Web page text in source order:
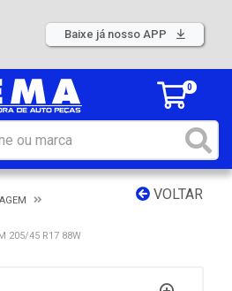
Baixe já nosso APP
0
VOLTAR
205/45 R17 88W